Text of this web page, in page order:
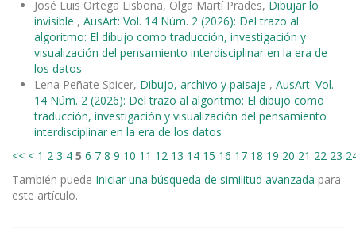
José Luis Ortega Lisbona, Olga Martí Prades, Dibujar lo
invisible , AusArt: Vol. 14 Núm. 2 (2026): Del trazo al
algoritmo: El dibujo como traducción, investigación y
visualización del pensamiento interdisciplinar en la era de
los datos
Lena Peñate Spicer, Dibujo, archivo y paisaje , AusArt: Vol.
14 Núm. 2 (2026): Del trazo al algoritmo: El dibujo como
traducción, investigación y visualización del pensamiento
interdisciplinar en la era de los datos
<< < 1 2 3 4 5 6 7 8 9 10 11 12 13 14 15 16 17 18 19 20 21 22 23
También puede Iniciar una búsqueda de similitud avanzada para
este artículo.